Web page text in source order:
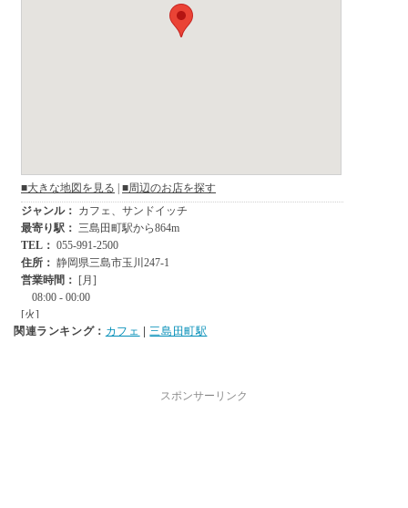
関連ランキング： カフェ |三島田町駅
スポンサーリンク